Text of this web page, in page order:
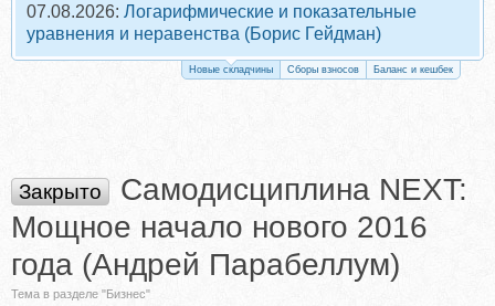
07.08.2026: Логарифмические и показательные
уравнения и неравенства (Борис Гейдман)
Новые складчины Сборы взносов Баланс и кешбек
Закрыто
Самодисциплина NEXT:
Мощное начало нового 2016
года (Андрей Парабеллум)
Тема в разделе "Бизнес"